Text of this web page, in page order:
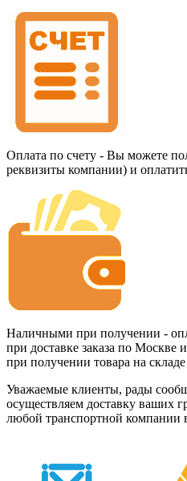
Оплата по счету - Вы можете
реквизиты компании) и
Наличными при получении -
при доставке заказа по
при получении товара на
Уважаемые клиенты, рады
осуществляем доставку ваших
любой транспортной компании